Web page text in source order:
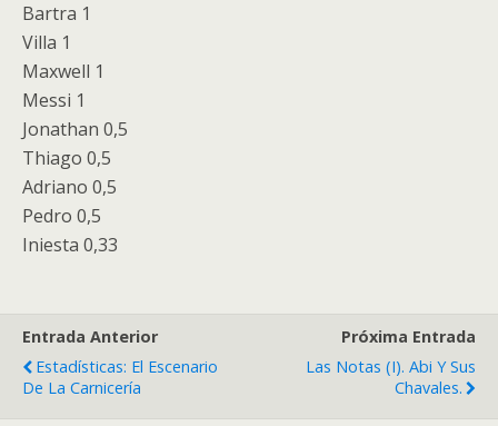
Bartra 1
Villa 1
Maxwell 1
Messi 1
Jonathan 0,5
Thiago 0,5
Adriano 0,5
Pedro 0,5
Iniesta 0,33
Entrada Anterior
Estadísticas: El Escenario
De La Carnicería
Próxima Entrada
Las Notas (I). Abi Y Sus
Chavales.